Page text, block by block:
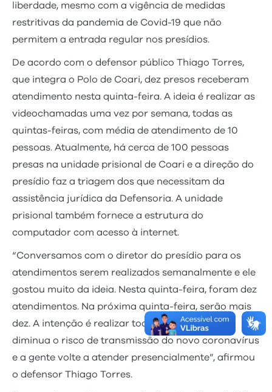
liberdade, mesmo com a vigência de medidas
restritivas da pandemia de Covid-19 que não
permitem a entrada regular nos presídios.
De acordo com o defensor público Thiago Torres,
que integra o Polo de Coari, dez presos receberam
atendimento nesta quinta-feira. A ideia é realizar as
videochamadas uma vez por semana, todas as
quintas-feiras, com média de atendimento de 10
pessoas. Atualmente, há cerca de 100 pessoas
presas na unidade prisional de Coari e a direção do
presídio faz a triagem dos que necessitam da
assistência jurídica da Defensoria. A unidade
prisional também fornece a estrutura do
computador com acesso à internet.
“Conversamos com o diretor do presídio para os
atendimentos serem realizados semanalmente e ele
gostou muito da ideia. Nesta quinta-feira, foram dez
atendimentos. Na próxima quinta-feira, serão mais
dez. A intenção é realizar toda semana, até que
diminua o risco de transmissão do novo coronavírus
e a gente volte a atender presencialmente”, afirmou
o defensor Thiago Torres.